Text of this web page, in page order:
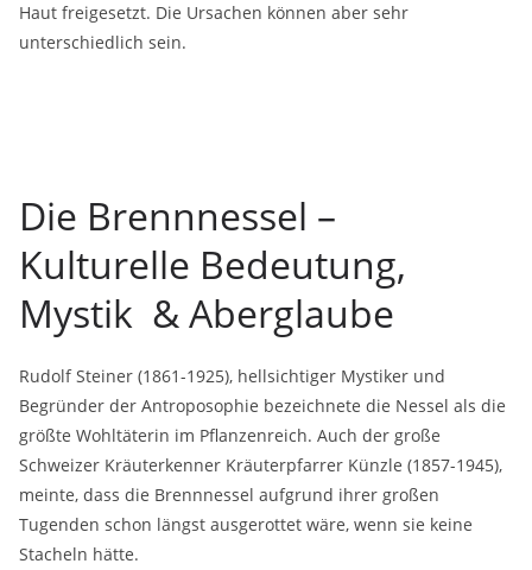
Haut freigesetzt. Die Ursachen können aber sehr
unterschiedlich sein.
Die Brennnessel –
Kulturelle Bedeutung,
Mystik & Aberglaube
Rudolf Steiner (1861-1925), hellsichtiger Mystiker und
Begründer der Antroposophie bezeichnete die Nessel als die
größte Wohltäterin im Pflanzenreich. Auch der große
Schweizer Kräuterkenner Kräuterpfarrer Künzle (1857-1945),
meinte, dass die Brennnessel aufgrund ihrer großen
Tugenden schon längst ausgerottet wäre, wenn sie keine
Stacheln hätte.